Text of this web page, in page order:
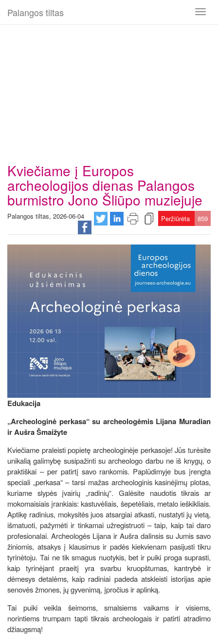
Toggle
Palangos tiltas
Kviečiame į Europos
archeologijos dienas Palangos
burmistro Jono Šliūpo muziejuje
Palangos tiltas, 2026-06-04 Peržiūrėta 859
Edukacija
„Archeologinė perkasa“ su archeologėmis Lijana Muradian
ir Aušra Šmaižyte
Kviečiame praleisti popietę archeologinėje perkasoje! Jūs turėsite
unikalią galimybę susipažinti su archeologo darbu ne iš knygų, o
praktiškai – per patirtį savo rankomis. Paplūdimyje bus įrengta
speciali „perkasa“ – tarsi mažas archeologinis kasinėjimų plotas,
kuriame slypės įvairių „radinių“. Galėsite naudotis tikrais ar
mokomaisiais įrankiais: kastuvėliais, šepetėliais, metalo ieškikliais.
Aptikę radinius, mokysitės juos atsargiai atkasti, nustatyti jų vietą,
išmatuoti, pažymėti ir tinkamai užregistruoti – taip, kaip tai daro
profesionalai. Archeologės Lijana ir Aušra dalinsis su Jumis savo
žiniomis, atsakys į klausimus ir padės kiekvienam pasijusti tikru
tyrinėtoju. Tai ne tik smagus nuotykis, bet ir puiki proga suprasti,
kaip tyrinėjant praeitį yra svarbu kruopštumas, kantrybė ir
dėmesys detalėms, kaip radiniai padeda atskleisti istorijas apie
senovės žmones, jų gyvenimą, įpročius ir aplinką.
Tai puiki veikla šeimoms, smalsiems vaikams ir visiems,
norintiems trumpam tapti tikrais archeologais ir patirti atradimo
džiaugsmą!